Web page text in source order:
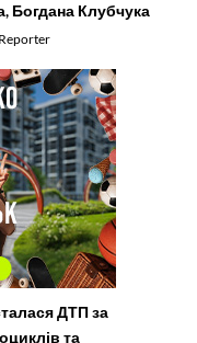
Богдана Клубчука
Reporter
ДТП за
та